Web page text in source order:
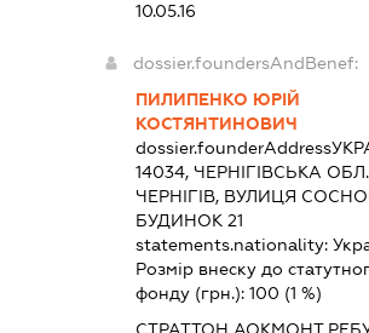
10.05.16
dossier.foundersAndBenef:
ПИЛИПЕНКО ЮРІЙ
КОСТЯНТИНОВИЧ
dossier.founderAddress
14034, ЧЕРНІГІВСЬКА
ЧЕРНІГІВ, ВУЛИЦЯ
БУДИНОК 21
statements.nationality:
Розмір внеску до
фонду (грн.): 100 (1 %)